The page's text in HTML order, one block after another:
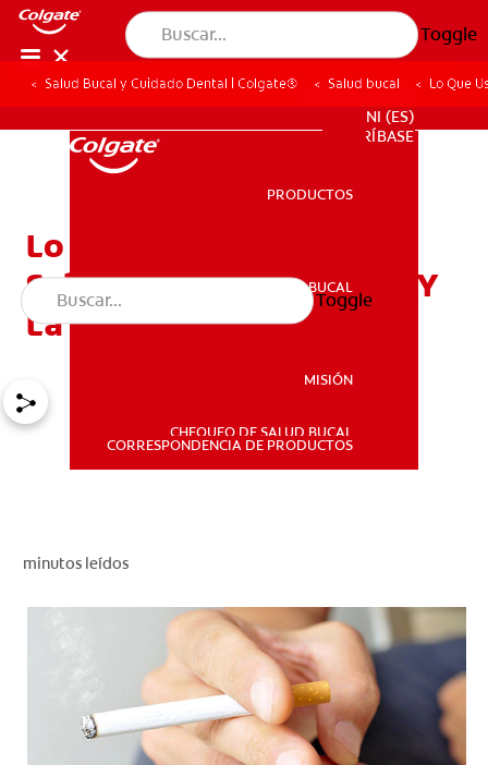
Toggle
SALUD BUCAL
PROMOCIONES
NI (ES)
SUSCRÍBASE
NI (ES)
SUSCRÍBASE
PRODUCTOS
SALUD BUCAL
MISIÓN
CHEQUEO DE SALUD BUCAL
CORRESPONDENCIA DE PRODUCTOS
Toggle
Salud Bucal y Cuidado Dental | Colgate® Salud bucal Lo Que
Lo Que Usted Necesita
Saber Sobre Tabaquismo Y
La Salud Bucal
minutos leídos